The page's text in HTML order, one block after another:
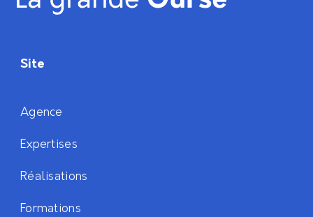
Site
Agence
Expertises
Réalisations
Formations